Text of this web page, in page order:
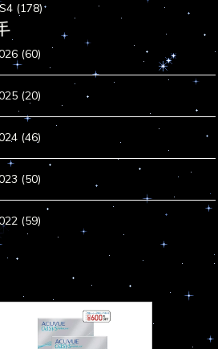
(178)
(60)
(20)
(46)
(50)
(59)